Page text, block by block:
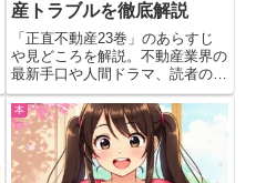
産トラブルを徹底解説
「正直不動産23巻」のあらすじ
や見どころを解説。不動産業界の
最新手口や人間ドラマ、読者の感
想までわかりやすく紹介。
本